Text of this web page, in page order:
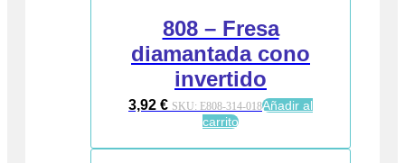
808 – Fresa
diamantada cono
invertido
3,92 € SKU: E808-314-018Añadir al
carrito